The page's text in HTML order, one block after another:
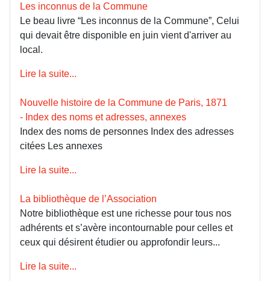
Les inconnus de la Commune
Le beau livre “Les inconnus de la Commune”, Celui
qui devait être disponible en juin vient d'arriver au
local.
Lire la suite...
Nouvelle histoire de la Commune de Paris, 1871
- Index des noms et adresses, annexes
Index des noms de personnes Index des adresses
citées Les annexes
Lire la suite...
La bibliothèque de l’Association
Notre bibliothèque est une richesse pour tous nos
adhérents et s’avère incontournable pour celles et
ceux qui désirent étudier ou approfondir leurs...
Lire la suite...